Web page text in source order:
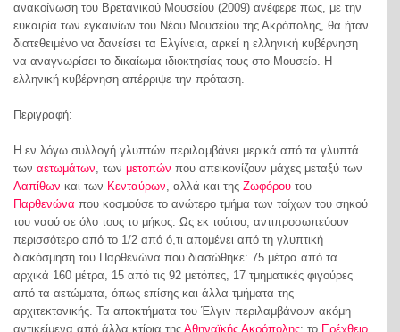
ανακοίνωση του Βρετανικού Μουσείου (2009) ανέφερε πως, με την
ευκαιρία των εγκαινίων του Νέου Μουσείου της Ακρόπολης, θα ήταν
διατεθειμένο να δανείσει τα Ελγίνεια, αρκεί η ελληνική κυβέρνηση
να αναγνωρίσει το δικαίωμα ιδιοκτησίας τους στο Μουσείο. Η
ελληνική κυβέρνηση απέρριψε την πρόταση.
Περιγραφή:
Η εν λόγω συλλογή γλυπτών περιλαμβάνει μερικά από τα γλυπτά
των αετωμάτων, των μετοπών που απεικονίζουν μάχες μεταξύ των
Λαπίθων και των Κενταύρων, αλλά και της Ζωφόρου του
Παρθενώνα που κοσμούσε το ανώτερο τμήμα των τοίχων του σηκού
του ναού σε όλο τους το μήκος. Ως εκ τούτου, αντιπροσωπεύουν
περισσότερο από το 1/2 από ό,τι απομένει από τη γλυπτική
διακόσμηση του Παρθενώνα που διασώθηκε: 75 μέτρα από τα
αρχικά 160 μέτρα, 15 από τις 92 μετόπες, 17 τμηματικές φιγούρες
από τα αετώματα, όπως επίσης και άλλα τμήματα της
αρχιτεκτονικής. Τα αποκτήματα του Έλγιν περιλαμβάνουν ακόμη
αντικείμενα από άλλα κτίρια της Αθηναϊκής Ακρόπολης: το Ερέχθειο,